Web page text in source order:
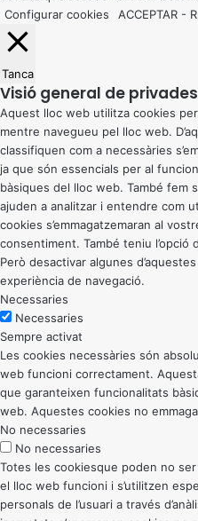
Configurar cookies
ACCEPTAR -
Tanca
Visió general de
Aquest lloc web utilitza cookies
mentre navegueu pel lloc web.
classifiquen com a necessàries
ja que són essencials per al
bàsiques del lloc web. També fem
ajuden a analitzar i entendre com
cookies s’emmagatzemaran al
consentiment. També teniu
Però desactivar algunes
experiència de navegació.
Necessaries
Necessaries
Sempre activat
Les cookies necessàries són
web funcioni correctament.
que garanteixen funcionalitats
web. Aquestes cookies no
No necessaries
No necessaries
Totes les cookiesque poden no
el lloc web funcioni i s’utilitzen
personals de l’usuari a través